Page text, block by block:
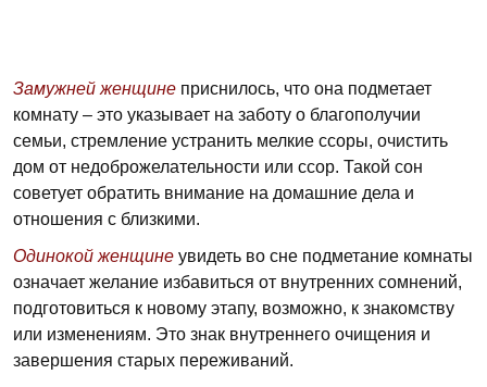
Замужней женщине приснилось, что она подметает
комнату – это указывает на заботу о благополучии
семьи, стремление устранить мелкие ссоры, очистить
дом от недоброжелательности или ссор. Такой сон
советует обратить внимание на домашние дела и
отношения с близкими.
Одинокой женщине увидеть во сне подметание комнаты
означает желание избавиться от внутренних сомнений,
подготовиться к новому этапу, возможно, к знакомству
или изменениям. Это знак внутреннего очищения и
завершения старых переживаний.